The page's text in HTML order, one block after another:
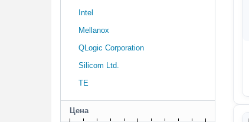
Intel
Mellanox
QLogic Corporation
Silicom Ltd.
TE
Цена